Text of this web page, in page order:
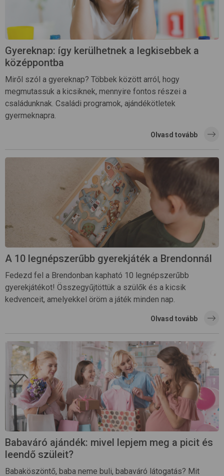
Gyereknap: így kerülhetnek a legkisebbek a
középpontba
Miről szól a gyereknap? Többek között arról, hogy
megmutassuk a kicsiknek, mennyire fontos részei a
családunknak. Családi programok, ajándékötletek
gyermeknapra.
Olvasd tovább
A 10 legnépszerűbb gyerekjáték a Brendonnál
Fedezd fel a Brendonban kapható 10 legnépszerűbb
gyerekjátékot! Összegyűjtöttük a szülők és a kicsik
kedvenceit, amelyekkel öröm a játék minden nap.
Olvasd tovább
Babaváró ajándék: mivel lepjem meg a picit és
leendő szüleit?
Babaköszöntő, baba neme buli, babaváró látogatás? Mit